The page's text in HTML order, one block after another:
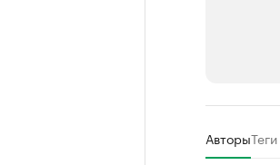
АвторыТеги